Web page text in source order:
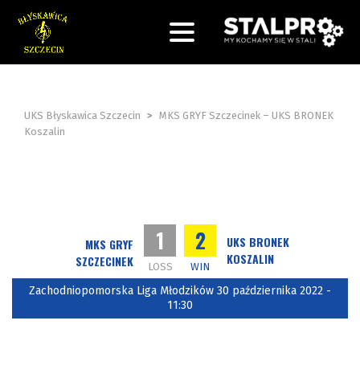
UKS Błyskawica Szczecin >
MKS GRYF Szczecinek – UKS BRONEK
Koszalin
MKS GRYF
SZCZECINEK
1
LOSS
2
WIN
UKS BRONEK
KOSZALIN
Zachodniopomorska Liga Młodzików 30 października 2022 -
11:30